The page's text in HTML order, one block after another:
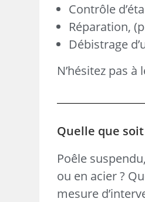
Contrôle
Réparation,
Débistrage
N’hésitez pas
Quelle que
Poêle
ou en acier ?
mesure